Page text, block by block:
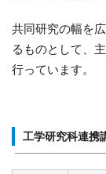
共同研究の幅を
るものとして、
行っています。
工学研究科連携